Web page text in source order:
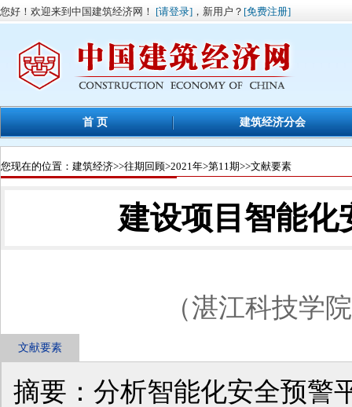
您好！欢迎来到中国建筑经济网！ [请登录] ，新用户？ [免费注册]
首 页 建筑经济分会
您现在的位置： 建筑经济>>往期回顾>2021年>第11期>>文献要素
建设项目智能化
（湛江科技学
文献要素
摘要：分析智能化安全预警